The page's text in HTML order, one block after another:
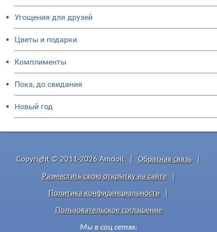
Угощения для друзей
Цветы и подарки
Комплименты
Пока, до свидания
Новый год
Copyright © 2011-2026 Amdoit Обратная связь
Разместить свою открытку на сайте
Политика конфиденциальности
Пользовательское соглашение
Мы в соц сетях: